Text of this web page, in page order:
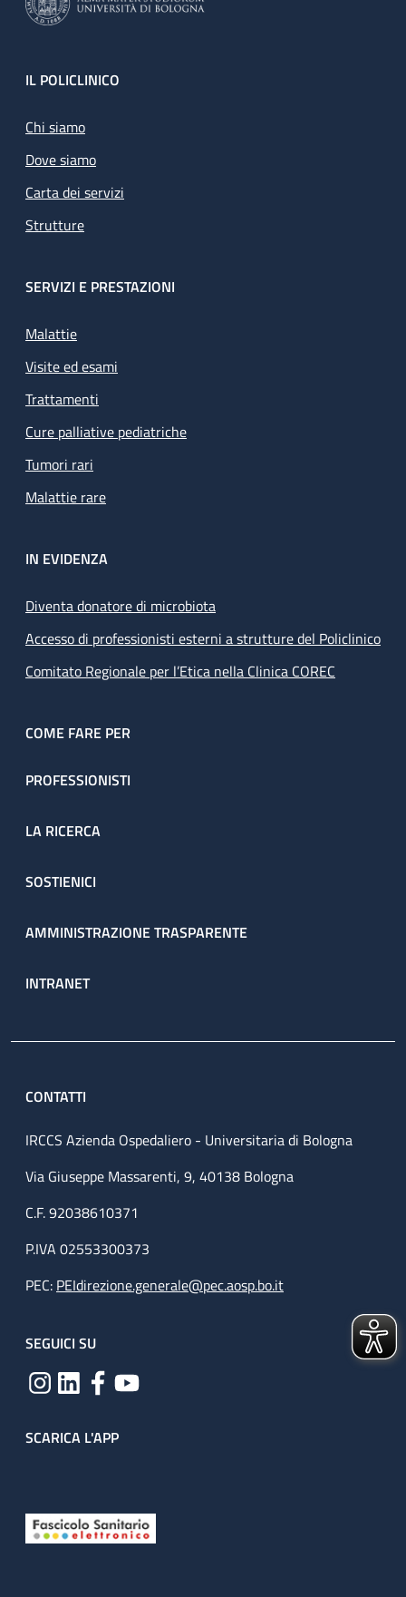
Footer
IL POLICLINICO
Chi siamo
Dove siamo
Carta dei servizi
Strutture
SERVIZI E PRESTAZIONI
Malattie
Visite ed esami
Trattamenti
Cure palliative pediatriche
Tumori rari
Malattie rare
IN EVIDENZA
Diventa donatore di microbiota
Accesso di professionisti esterni a strutture del Policlinico
Comitato Regionale per l’Etica nella Clinica COREC
COME FARE PER
PROFESSIONISTI
LA RICERCA
SOSTIENICI
AMMINISTRAZIONE TRASPARENTE
INTRANET
CONTATTI
IRCCS Azienda Ospedaliero - Universitaria di Bologna
Via Giuseppe Massarenti, 9, 40138 Bologna
C.F. 92038610371
P.IVA 02553300373
PEC: PEIdirezione.generale@pec.aosp.bo.it
SEGUICI SU
SCARICA L'APP